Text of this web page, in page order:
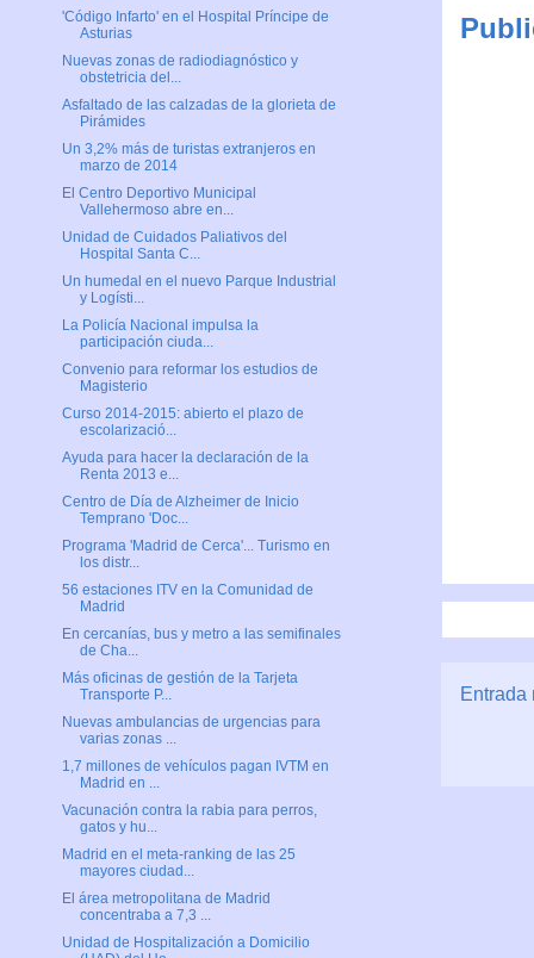
Entrada
'Código Infarto' en el Hospital Príncipe de
Asturias
Nuevas zonas de radiodiagnóstico y
obstetricia del...
Asfaltado de las calzadas de la glorieta de
Pirámides
Un 3,2% más de turistas extranjeros en
marzo de 2014
El Centro Deportivo Municipal
Vallehermoso abre en...
Unidad de Cuidados Paliativos del
Hospital Santa C...
Un humedal en el nuevo Parque Industrial
y Logísti...
La Policía Nacional impulsa la
participación ciuda...
Convenio para reformar los estudios de
Magisterio
Curso 2014-2015: abierto el plazo de
escolarizació...
Ayuda para hacer la declaración de la
Renta 2013 e...
Centro de Día de Alzheimer de Inicio
Temprano 'Doc...
Programa 'Madrid de Cerca'... Turismo en
los distr...
56 estaciones ITV en la Comunidad de
Madrid
En cercanías, bus y metro a las semifinales
de Cha...
Más oficinas de gestión de la Tarjeta
Transporte P...
Nuevas ambulancias de urgencias para
varias zonas ...
1,7 millones de vehículos pagan IVTM en
Madrid en ...
Vacunación contra la rabia para perros,
gatos y hu...
Madrid en el meta-ranking de las 25
mayores ciudad...
El área metropolitana de Madrid
concentraba a 7,3 ...
Unidad de Hospitalización a Domicilio